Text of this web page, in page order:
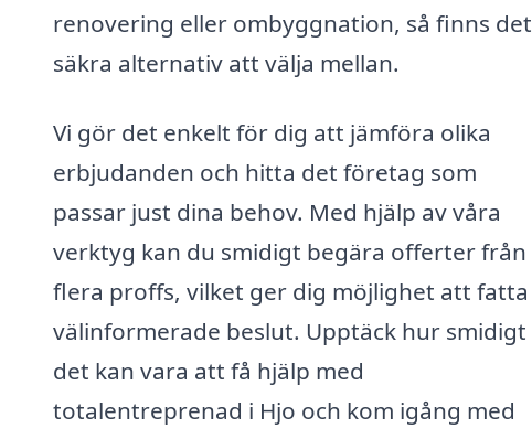
renovering eller ombyggnation, så finns det
säkra alternativ att välja mellan.
Vi gör det enkelt för dig att jämföra olika
erbjudanden och hitta det företag som
passar just dina behov. Med hjälp av våra
verktyg kan du smidigt begära offerter från
flera proffs, vilket ger dig möjlighet att fatta
välinformerade beslut. Upptäck hur smidigt
det kan vara att få hjälp med
totalentreprenad i Hjo och kom igång med